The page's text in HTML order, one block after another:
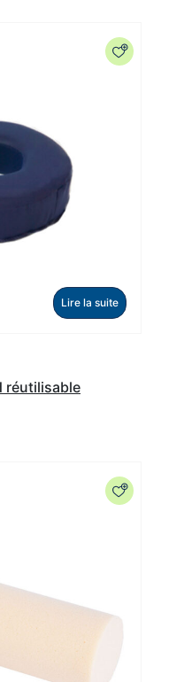
Lire la suite
réutilisable